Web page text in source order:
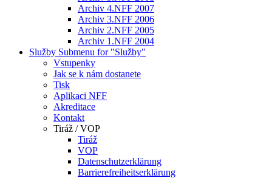
Archiv 4.NFF 2007
Archiv 3.NFF 2006
Archiv 2.NFF 2005
Archiv 1.NFF 2004
Služby Submenu for "Služby"
Vstupenky
Jak se k nám dostanete
Tisk
Aplikaci NFF
Akreditace
Kontakt
Tiráž / VOP
Tiráž
VOP
Datenschutzerklärung
Barrierefreiheitserklärung